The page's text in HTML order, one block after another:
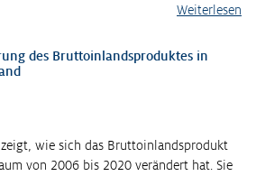
Weiterlesen
des Bruttoinlandsproduktes in
wie sich das Bruttoinlandsprodukt
von 2006 bis 2020 verändert hat. Sie